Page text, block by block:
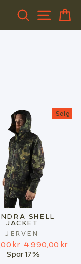
SØK
Salg
SHELL
JACKET
JERVEN
kr Salgspris
4.990,00 kr
Spar 17%